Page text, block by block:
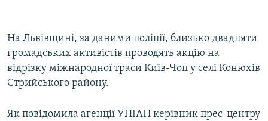
На Львівщині, за даними поліції, близько двадцяти
громадських активістів проводять акцію на
відрізку міжнародної траси Київ-Чоп у селі Конюхів
Стрийського району.
Як повідомила агенції УНІАН керівник прес-центру